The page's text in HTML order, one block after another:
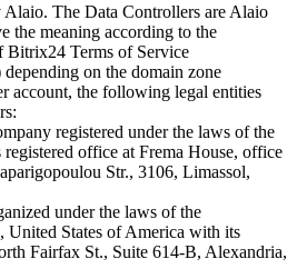
Alaio. The Data Controllers are Alaio
the meaning according to the
Bitrix24 Terms of Service
depending on the domain zone
account, the following legal entities
registered under the laws of the
office at Frema House, office
Str., 3106, Limassol,
under the laws of the
States of America with its
Fairfax St., Suite 614-B, Alexandria,